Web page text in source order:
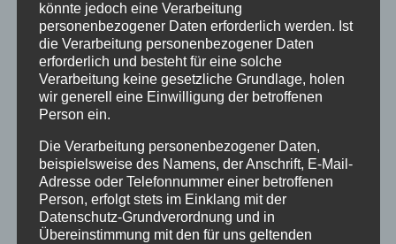
anderne Heimortgruppen aufmachen oder in
eine schon bstehende eintreten. Wir schaffen
nicht mehr, auf jeden von euch proaktiv selbst
zuzugehen, deshalb hier die folgenden
Möglichkeiten:
Auf derÜberblickskartenachschauen,
ob eurer Heim schon Ansprechpartner hat,
wenn nicht, meldet euch bei
vorstandsmitglied-fuer-
könnte jedoch eine Verarbeitung
personenbezogener Daten erforderlich werden. Ist
die Verarbeitung personenbezogener Daten
erforderlich und besteht für eine solche
Verarbeitung keine gesetzliche Grundlage, holen
wir generell eine Einwilligung der betroffenen
Person ein.
Die Verarbeitung personenbezogener Daten,
beispielsweise des Namens, der Anschrift, E-Mail-
Adresse oder Telefonnummer einer betroffenen
Person, erfolgt stets im Einklang mit der
Datenschutz-Grundverordnung und in
Übereinstimmung mit den für uns geltenden